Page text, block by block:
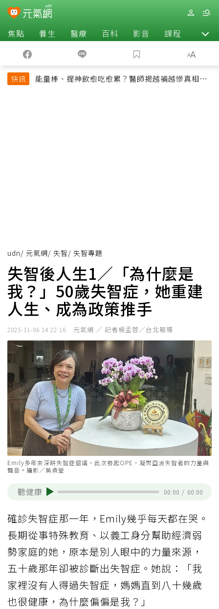
焦點 養生 醫療 百科 影音 課程 退休
快訊
能量棒、提神飲愈吃愈累？醫師揭越補越慘真相：
udn/ 元氣網/ 失智/ 失智專題
失智後人生1／「為什麼是
我？」50歲失智症，她重建
人生、成為政策推手
2025-11-06 14:22:16 元氣網 ／ 記者楊孟蓉／台北報導
Emily多年來深耕失智症倡議，此次發起OPE，凝聚亞洲失智者的力量與
聲音。攝影／吳貞瑩
聽健康 00:00 / 00:00
確診失智症那一年，Emily幾乎每天都在哭。
長期從事特殊教育、以義工身分幫助經濟弱
勢家庭的她，原本是別人眼中的力量來源，
五十歲那年卻被診斷出失智症。她說：「我
家裡沒有人得過失智症，媽媽直到八十幾歲
也很健康，為什麼偏偏是我？」